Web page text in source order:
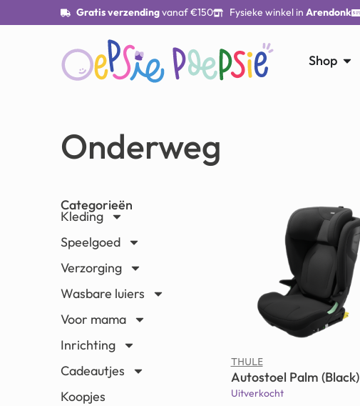
Gratis verzendingvanaf €150 Fysieke winkel in Arendonk
Shop
Onderweg
Categorieën
Kleding
Speelgoed
Verzorging
Wasbare luiers
Voor mama
Inrichting
Cadeautjes
Koopjes
THULE
Autostoel Palm (Black)
Uitverkocht